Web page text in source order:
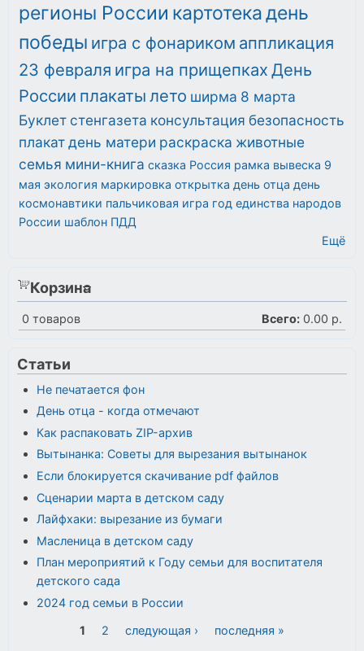
регионы России картотекадень
победы игра с фонариком аппликация
23 февраля игра на прищепках День
России плакаты лето ширма 8 марта
Буклет стенгазета консультация безопасность
плакатдень матери раскраска животные
семья мини-книга сказка Россия рамка вывеска 9
мая экология маркировка открытка день отца день
космонавтики пальчиковая игра год единства народов
России шаблон ПДД
Ещё
Корзина
0 товаров Всего: 0.00 р.
Статьи
Не печатается фон
День отца - когда отмечают
Как распаковать ZIP-архив
Вытынанка: Советы для вырезания вытынанок
Если блокируется скачивание pdf файлов
Сценарии марта в детском саду
Лайфхаки: вырезание из бумаги
Масленица в детском саду
План мероприятий к Году семьи для воспитателя
детского сада
2024 год семьи в России
Страницы
1 2 следующая ›
последняя »